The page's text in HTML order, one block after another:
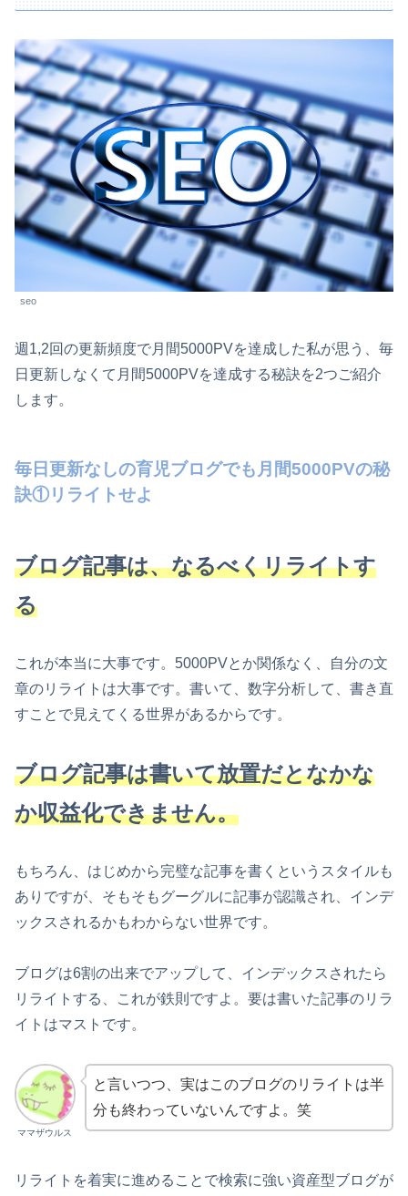
seo
週1,2回の更新頻度で月間5000PVを達成した私が思う、毎
日更新しなくて月間5000PVを達成する秘訣を2つご紹介
します。
毎日更新なしの育児ブログでも月間5000PVの秘
訣①リライトせよ
ブログ記事は、なるべくリライトす
る
これが本当に大事です。5000PVとか関係なく、自分の文
章のリライトは大事です。書いて、数字分析して、書き直
すことで見えてくる世界があるからです。
ブログ記事は書いて放置だとなかな
か収益化できません。
もちろん、はじめから完璧な記事を書くというスタイルも
ありですが、そもそもグーグルに記事が認識され、インデ
ックスされるかもわからない世界です。
ブログは6割の出来でアップして、インデックスされたら
リライトする、これが鉄則ですよ。要は書いた記事のリラ
イトはマストです。
ママザウルス
と言いつつ、実はこのブログのリライトは半
分も終わっていないんですよ。笑
リライトを着実に進めることで検索に強い資産型ブログが